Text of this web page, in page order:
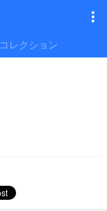
コレクション